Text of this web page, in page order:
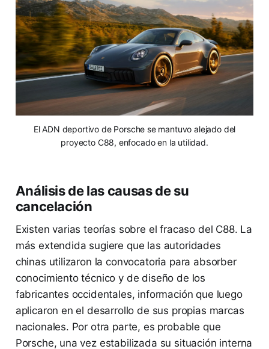
El ADN deportivo de Porsche se mantuvo alejado del
proyecto C88, enfocado en la utilidad.
Análisis de las causas de su
cancelación
Existen varias teorías sobre el fracaso del C88. La
más extendida sugiere que las autoridades
chinas utilizaron la convocatoria para absorber
conocimiento técnico y de diseño de los
fabricantes occidentales, información que luego
aplicaron en el desarrollo de sus propias marcas
nacionales. Por otra parte, es probable que
Porsche, una vez estabilizada su situación interna